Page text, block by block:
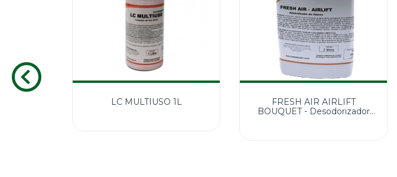
LC MULTIUSO 1L
FRESH AIR AIRLIFT
BOUQUET - Desodorizador